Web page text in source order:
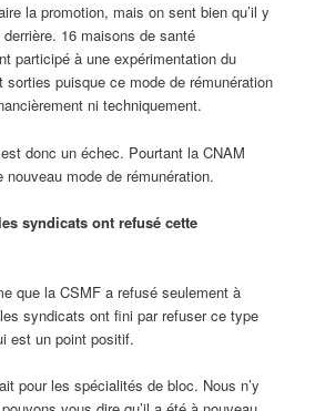
la promotion, mais on sent bien qu’il y
16 maisons de santé
participé à une expérimentation du
puisque ce mode de rémunération
ni techniquement.
donc un échec. Pourtant la CNAM
mode de rémunération.
syndicats ont refusé cette
que la CSMF a refusé seulement à
syndicats ont fini par refuser ce type
est un point positif.
pour les spécialités de bloc. Nous n’y